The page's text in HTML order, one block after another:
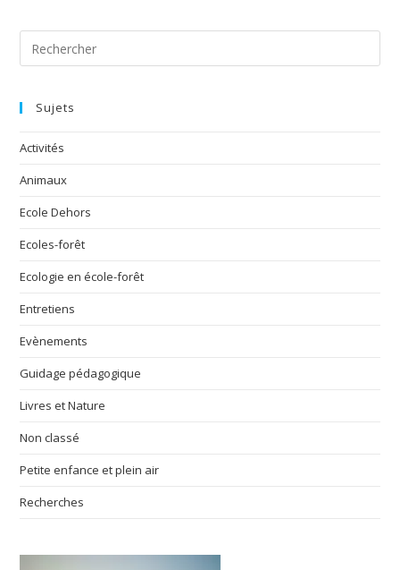
Sujets
Activités
Animaux
Ecole Dehors
Ecoles-forêt
Ecologie en école-forêt
Entretiens
Evènements
Guidage pédagogique
Livres et Nature
Non classé
Petite enfance et plein air
Recherches